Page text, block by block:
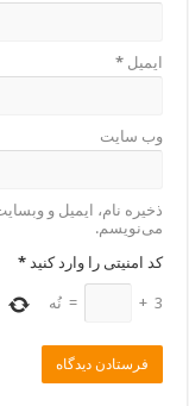
ایمیل*
وب‌ سایت
ذخیره نام، ایمیل و
می‌نویسم.
کد امنیتی را وارد کنید *
3
+
= نُه